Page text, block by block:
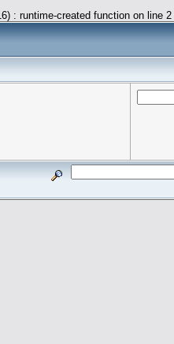
: runtime-created function on line 2